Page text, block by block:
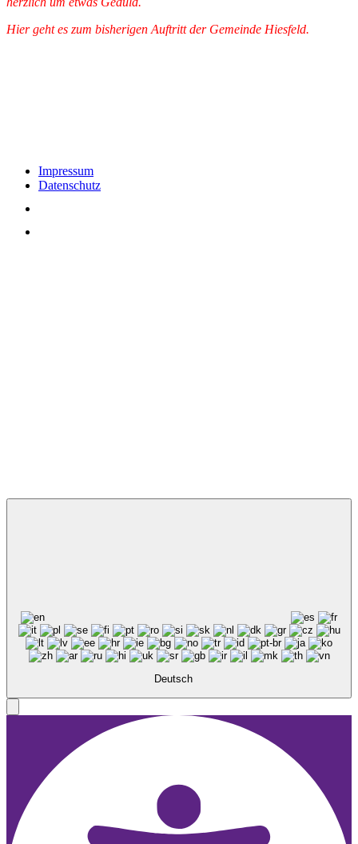
Hier geht es zum bisherigen Auftritt der Gemeinde Hiesfeld.
Impressum
Datenschutz
Deutsch